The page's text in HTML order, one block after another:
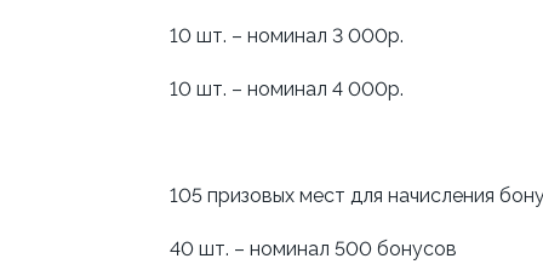
10 шт. – номинал 3 000р.
10 шт. – номинал 4 000р.
105 призовых мест для начисления
40 шт. – номинал 500 бонусов